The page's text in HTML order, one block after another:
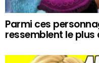
Parmi ces
ressemblent le plus